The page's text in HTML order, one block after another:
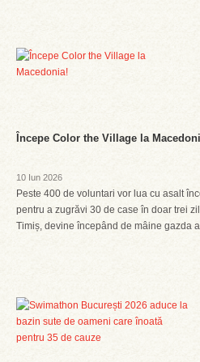
Începe Color the Village la
10 Iun 2026
Peste 400 de voluntari vor lua cu asalt
pentru a zugrăvi 30 de case în doar trei
Timiș, devine începând de mâine gazda